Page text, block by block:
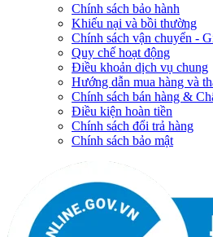
Chính sách bảo hành
Khiếu nại và bồi thường
Chính sách vận chuyển -
Quy chế hoạt động
Điều khoản dịch vụ chung
Hướng dẫn mua hàng và
Chính sách bán hàng &
Điều kiện hoàn tiền
Chính sách đổi trả hàng
Chính sách bảo mật